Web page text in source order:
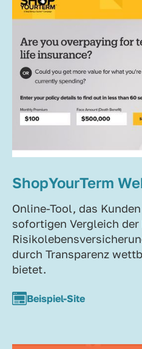
ShopYourTerm
Online-Tool, das
sofortigen Vergleich der
durch Transparenz
bietet.
Beispiel-Site